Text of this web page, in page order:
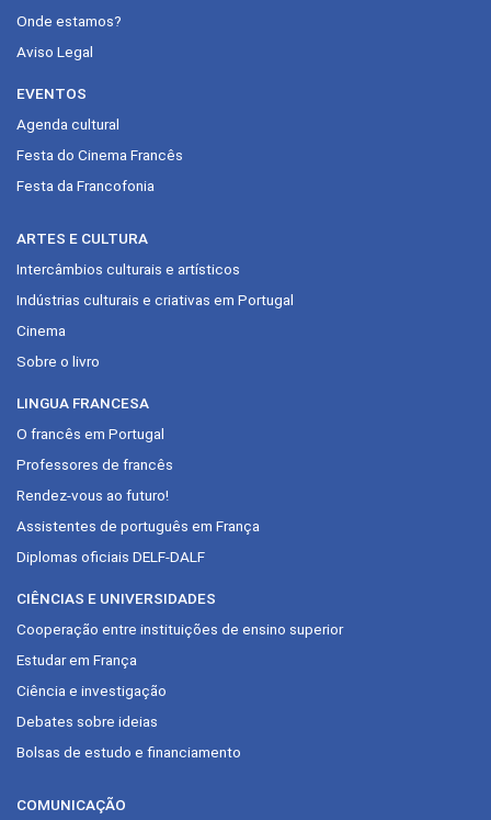
Onde estamos?
Aviso Legal
EVENTOS
Agenda cultural
Festa do Cinema Francês
Festa da Francofonia
ARTES E CULTURA
Intercâmbios culturais e artísticos
Indústrias culturais e criativas em Portugal
Cinema
Sobre o livro
LINGUA FRANCESA
O francês em Portugal
Professores de francês
Rendez-vous ao futuro!
Assistentes de português em França
Diplomas oficiais DELF-DALF
CIÊNCIAS E UNIVERSIDADES
Cooperação entre instituições de ensino superior
Estudar em França
Ciência e investigação
Debates sobre ideias
Bolsas de estudo e financiamento
COMUNICAÇÃO